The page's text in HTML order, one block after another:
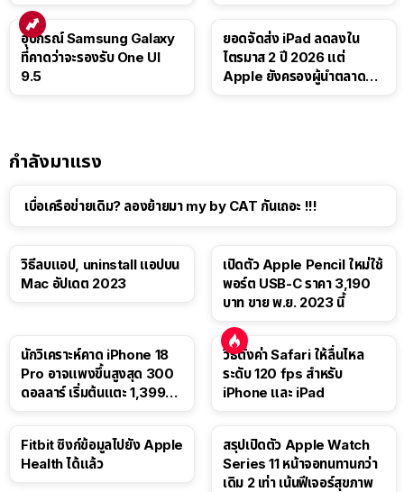
อุปกรณ์ Samsung Galaxy
ที่คาดว่าจะรองรับ One UI
9.5
ยอดจัดส่ง iPad ลดลงใน
ไตรมาส 2 ปี 2026 แต่
Apple ยังครองผู้นำตลาด
กำลังมาแรง
เบื่อเครือข่ายเดิม? ลองย้ายมา my by CAT กันเถอะ !!!
วิธีลบแอป, uninstall แอปบน
Mac อัปเดต 2023
เปิดตัว Apple Pencil ใหม่ใช้
พอร์ต USB-C ราคา 3,190
บาท ขาย พ.ย. 2023 นี้
นักวิเคราะห์คาด iPhone 18
Pro อาจแพงขึ้นสูงสุด 300
ดอลลาร์ เริ่มต้นแตะ 1,399
วิธีตั้งค่า Safari ให้ลื่นไหล
ระดับ 120 fps สำหรับ
iPhone และ iPad
Fitbit ซิงก์ข้อมูลไปยัง Apple
Health ได้แล้ว
สรุปเปิดตัว Apple Watch
Series 11 หน้าจอทนทานกว่า
เดิม 2 เท่า เน้นฟีเจอร์สุขภาพ